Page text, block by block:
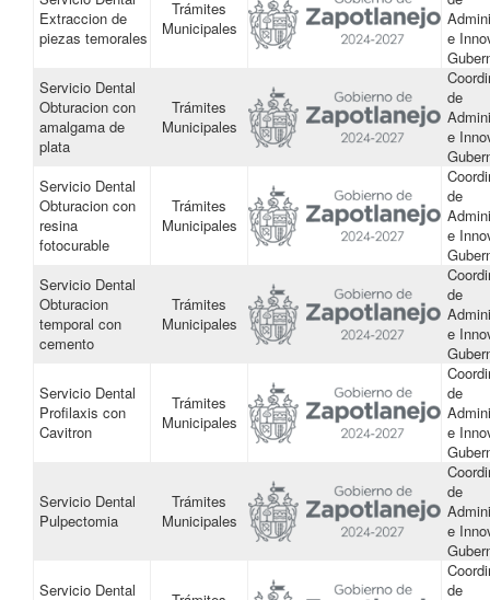
Extraccion de
piezas temorales
Trámites
Municipales
e
Servicio Dental
Obturacion con
amalgama de
plata
Trámites
Municipales
de
e
Servicio Dental
Obturacion con
resina
fotocurable
Trámites
Municipales
de
e
Servicio Dental
Obturacion
temporal con
cemento
Trámites
Municipales
de
e
Servicio Dental
Profilaxis con
Cavitron
Trámites
Municipales
de
e
Servicio Dental
Pulpectomia
Trámites
Municipales
de
e
Servicio Dental
de